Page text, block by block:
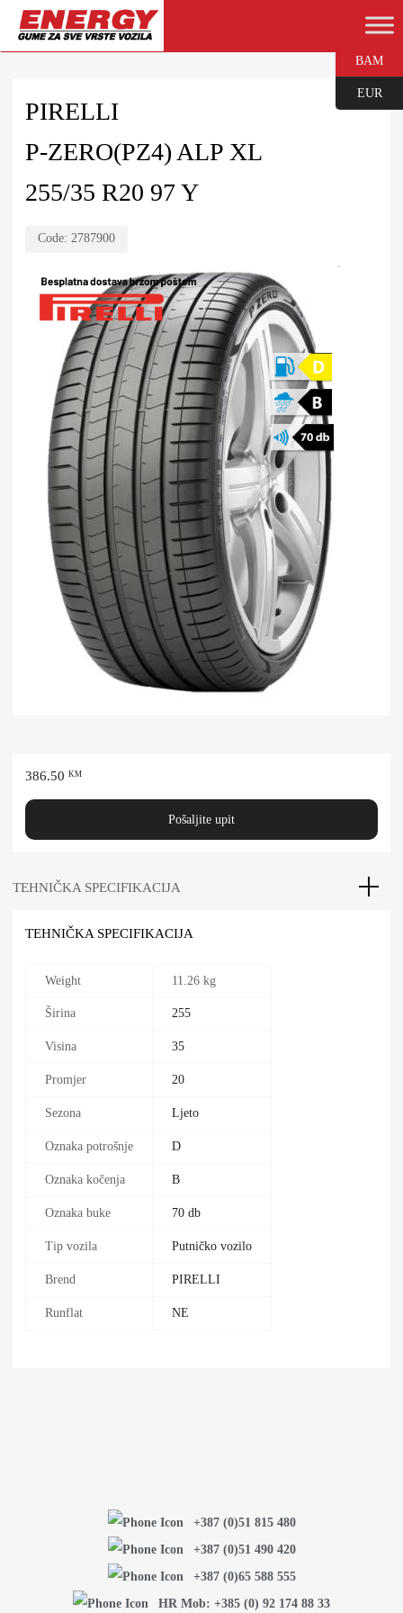
PIRELLI
P-ZERO(PZ4) ALP XL
255/35 R20 97 Y
Code: 2787900
386.50 KM
Pošaljite upit
TEHNIČKA SPECIFIKACIJA
TEHNIČKA SPECIFIKACIJA
Weight 11.26 kg
Širina 255
Visina 35
Promjer 20
Sezona Ljeto
Oznaka potrošnje D
Oznaka kočenja B
Oznaka buke 70 db
Tip vozila Putničko vozilo
Brend PIRELLI
Runflat NE
+387 (0)51 815 480
+387 (0)51 490 420
+387 (0)65 588 555
HR Mob: +385 (0) 92 174 88 33
BAM
EUR